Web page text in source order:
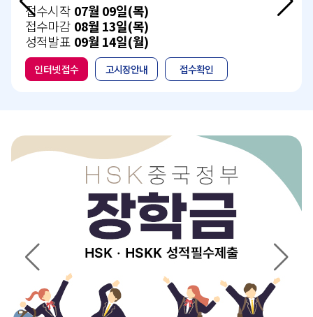
접수시작10월 13일(화)
접수마감11월 05일(목)
성적발표12월 15일(화)
인터넷 접수 고시장안내 접수확인